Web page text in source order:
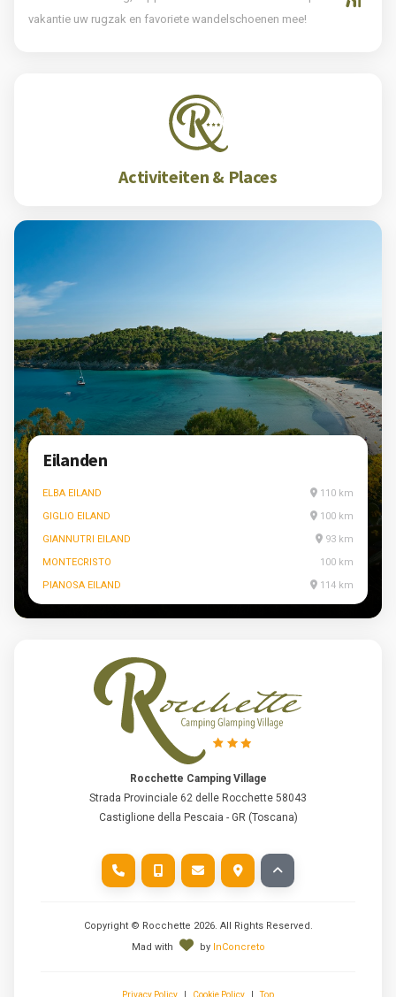
vakantie uw rugzak en favoriete wandelschoenen mee!
Activiteiten & Places
Eilanden
ELBA EILAND
110 km
GIGLIO EILAND
100 km
GIANNUTRI EILAND
93 km
MONTECRISTO
100 km
PIANOSA EILAND
114 km
Rocchette Camping Village
Strada Provinciale 62 delle Rocchette 58043
Castiglione della Pescaia - GR (Toscana)
Copyright © Rocchette 2026. All Rights Reserved.
Mad with
by InConcreto
Privacy Policy Cookie Policy Top